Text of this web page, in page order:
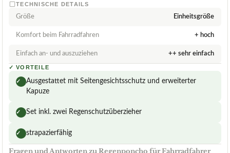
TECHNISCHE DETAILS
Größe Einheitsgröße
Komfort beim Fahrradfahren + hoch
Einfach an- und auszuziehen ++ sehr einfach
✓ VORTEILE
✓
Ausgestattet mit Seitengesichtsschutz und erweiterter
Kapuze
✓ Set inkl. zwei Regenschutzüberzieher
✓ strapazierfähig
Fragen und Antworten zu Regenponcho für Fahrradfahrer